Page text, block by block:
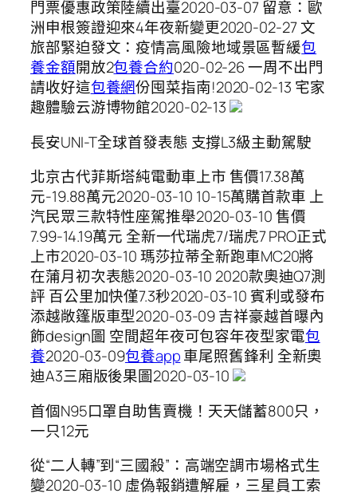
門票優惠政策陸續出臺2020-03-07 留意：歐
洲申根簽證迎來4年夜新變更2020-02-27 文
旅部緊迫發文：疫情高風險地域景區暫緩包
養金額開放2包養合約020-02-26 一周不出門
請收好這包養網份囤菜指南!2020-02-13 宅家
趣體驗云游博物館2020-02-13
​長安UNI-T全球首發表態 支撐L3級主動駕駛
北京古代菲斯塔純電動車上市 售價17.38萬
元-19.88萬元2020-03-10 ​10-15萬購首款車 上
汽民眾三款特性座駕推舉2020-03-10 ​售價
7.99-14.19萬元 全新一代瑞虎7/瑞虎7 PRO正式
上市2020-03-10 瑪莎拉蒂全新跑車MC20將
在蒲月初次表態2020-03-10 2020款奧迪Q7測
評 百公里加快僅7.3秒2020-03-10 賓利或發布
添越敞篷版車型2020-03-09 吉祥豪越首曝內
飾design圖 空間超年夜可包容年夜型家電包
養2020-03-09包養app車尾照舊鋒利 全新奧
迪A3三廂版後果圖2020-03-10
首個N95口罩自助售賣機！天天儲蓄800只，
一只12元
從“二人轉”到“三國殺”：高端空調市場格式生
變2020-03-10 虛偽報銷遭解雇，三星員工索